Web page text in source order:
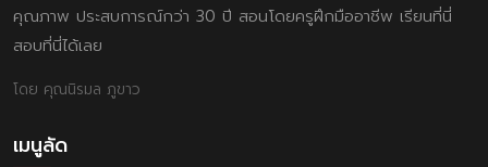
คุณภาพ ประสบการณ์กว่า 30 ปี สอนโดยครูฝึกมืออาชีพ เรียนที่นี่
สอบที่นี่ได้เลย
โดย คุณนิรมล ภูขาว
เมนูลัด